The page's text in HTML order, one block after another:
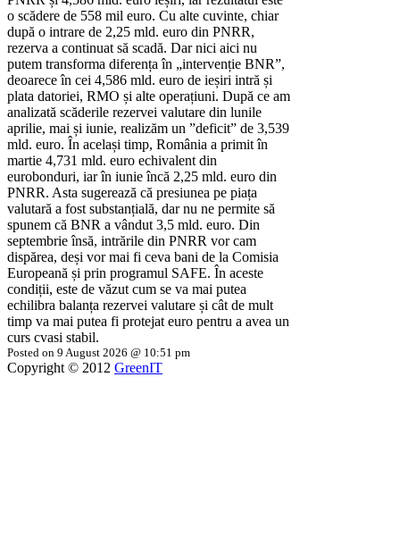
o scădere de 558 mil euro. Cu alte cuvinte, chiar
după o intrare de 2,25 mld. euro din PNRR,
rezerva a continuat să scadă. Dar nici aici nu
putem transforma diferența în „intervenție BNR”,
deoarece în cei 4,586 mld. euro de ieșiri intră și
plata datoriei, RMO și alte operațiuni. După ce am
analizată scăderile rezervei valutare din lunile
aprilie, mai și iunie, realizăm un ”deficit” de 3,539
mld. euro. În același timp, România a primit în
martie 4,731 mld. euro echivalent din
eurobonduri, iar în iunie încă 2,25 mld. euro din
PNRR. Asta sugerează că presiunea pe piața
valutară a fost substanțială, dar nu ne permite să
spunem că BNR a vândut 3,5 mld. euro. Din
septembrie însă, intrările din PNRR vor cam
dispărea, deși vor mai fi ceva bani de la Comisia
Europeană și prin programul SAFE. În aceste
condiții, este de văzut cum se va mai putea
echilibra balanța rezervei valutare și cât de mult
timp va mai putea fi protejat euro pentru a avea un
curs cvasi stabil.
Posted on 9 August 2026 @ 10:51 pm
Copyright © 2012 GreenIT